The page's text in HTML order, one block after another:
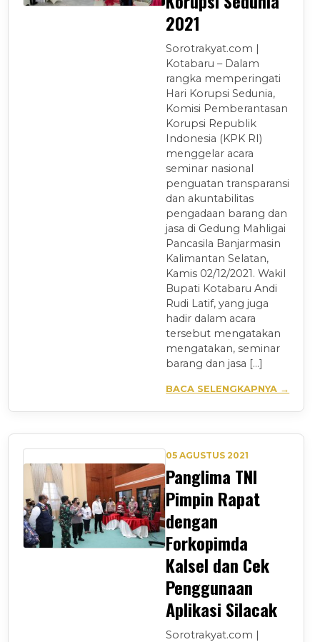
2021
Sorotrakyat.com |
Kotabaru – Dalam
rangka memperingati
Hari Korupsi Sedunia,
Komisi Pemberantasan
Korupsi Republik
Indonesia (KPK RI)
menggelar acara
seminar nasional
penguatan transparansi
dan akuntabilitas
pengadaan barang dan
jasa di Gedung Mahligai
Pancasila Banjarmasin
Kalimantan Selatan,
Kamis 02/12/2021. Wakil
Bupati Kotabaru Andi
Rudi Latif, yang juga
hadir dalam acara
tersebut mengatakan
mengatakan, seminar
barang dan jasa […]
BACA SELENGKAPNYA →
05 AGUSTUS 2021
Panglima TNI
Pimpin Rapat
dengan
Forkopimda
Kalsel dan Cek
Penggunaan
Aplikasi Silacak
Sorotrakyat.com |